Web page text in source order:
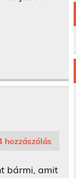
hozzászólás
bármi, amit